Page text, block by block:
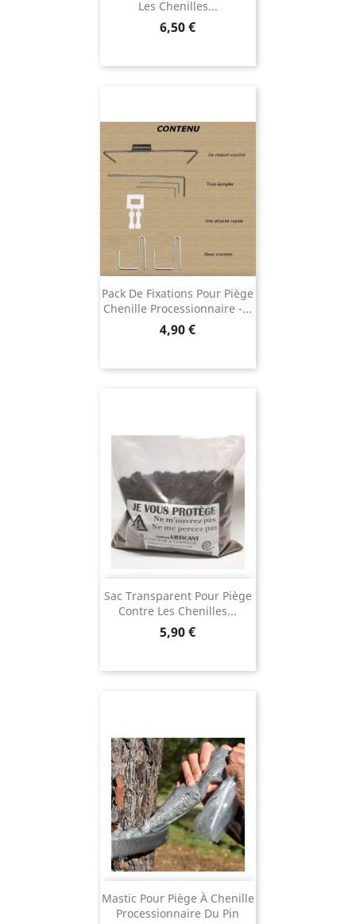
Les Chenilles...
Prix
6,50 €
Pack De Fixations Pour Piège
Chenille Processionnaire -...
Prix
4,90 €
Sac Transparent Pour Piège
Contre Les Chenilles...
Prix
5,90 €
Mastic Pour Piège À Chenille
Processionnaire Du Pin